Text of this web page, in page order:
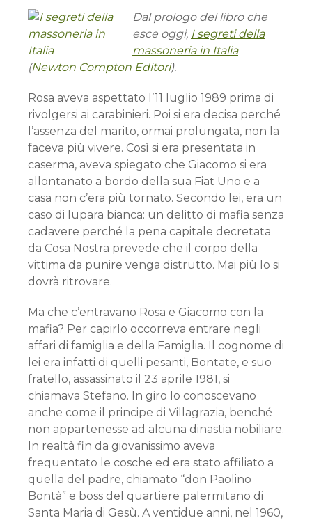
Dal prologo del libro che
esce oggi, I segreti della
massoneria in Italia
(Newton Compton Editori).
Rosa aveva aspettato l’11 luglio 1989 prima di
rivolgersi ai carabinieri. Poi si era decisa perché
l’assenza del marito, ormai prolungata, non la
faceva più vivere. Così si era presentata in
caserma, aveva spiegato che Giacomo si era
allontanato a bordo della sua Fiat Uno e a
casa non c’era più tornato. Secondo lei, era un
caso di lupara bianca: un delitto di mafia senza
cadavere perché la pena capitale decretata
da Cosa Nostra prevede che il corpo della
vittima da punire venga distrutto. Mai più lo si
dovrà ritrovare.
Ma che c’entravano Rosa e Giacomo con la
mafia? Per capirlo occorreva entrare negli
affari di famiglia e della Famiglia. Il cognome di
lei era infatti di quelli pesanti, Bontate, e suo
fratello, assassinato il 23 aprile 1981, si
chiamava Stefano. In giro lo conoscevano
anche come il principe di Villagrazia, benché
non appartenesse ad alcuna dinastia nobiliare.
In realtà fin da giovanissimo aveva
frequentato le cosche ed era stato affiliato a
quella del padre, chiamato “don Paolino
Bontà” e boss del quartiere palermitano di
Santa Maria di Gesù. A ventidue anni, nel 1960,